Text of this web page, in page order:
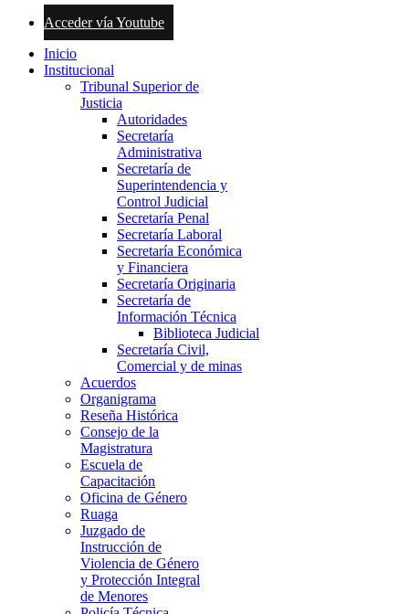
Acceder vía Youtube
Inicio
Institucional
Tribunal Superior de
Justicia
Autoridades
Secretaría
Administrativa
Secretaría de
Superintendencia y
Control Judicial
Secretaría Penal
Secretaría Laboral
Secretaría Económica
y Financiera
Secretaría Originaria
Secretaría de
Información Técnica
Biblioteca Judicial
Secretaría Civil,
Comercial y de minas
Acuerdos
Organigrama
Reseña Histórica
Consejo de la
Magistratura
Escuela de
Capacitación
Oficina de Género
Ruaga
Juzgado de
Instrucción de
Violencia de Género
y Protección Integral
de Menores